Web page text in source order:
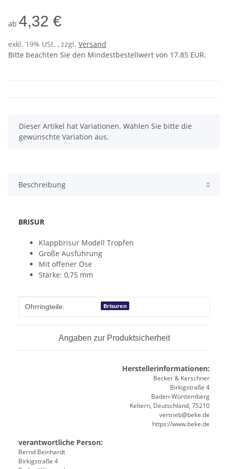
ab 4,32 €
exkl. 19% USt. , zzgl. Versand
Bitte beachten Sie den Mindestbestellwert von 17.85 EUR.
x
Dieser Artikel hat Variationen. Wählen Sie bitte die
gewünschte Variation aus.
Beschreibung
BRISUR
Klappbrisur Modell Tropfen
Große Ausführung
Mit offener Öse
Stärke: 0,75 mm
Produkteigenschaft
Wert
Ohrringteile: Brisuren
Angaben zur Produktsicherheit
Herstellerinformationen:
Becker & Kerschner
Birkigstraße 4
Baden-Württemberg
Keltern, Deutschland, 75210
vertrieb@beke.de
https://www.beke.de
verantwortliche Person:
Bernd Beinhardt
Birkigstraße 4